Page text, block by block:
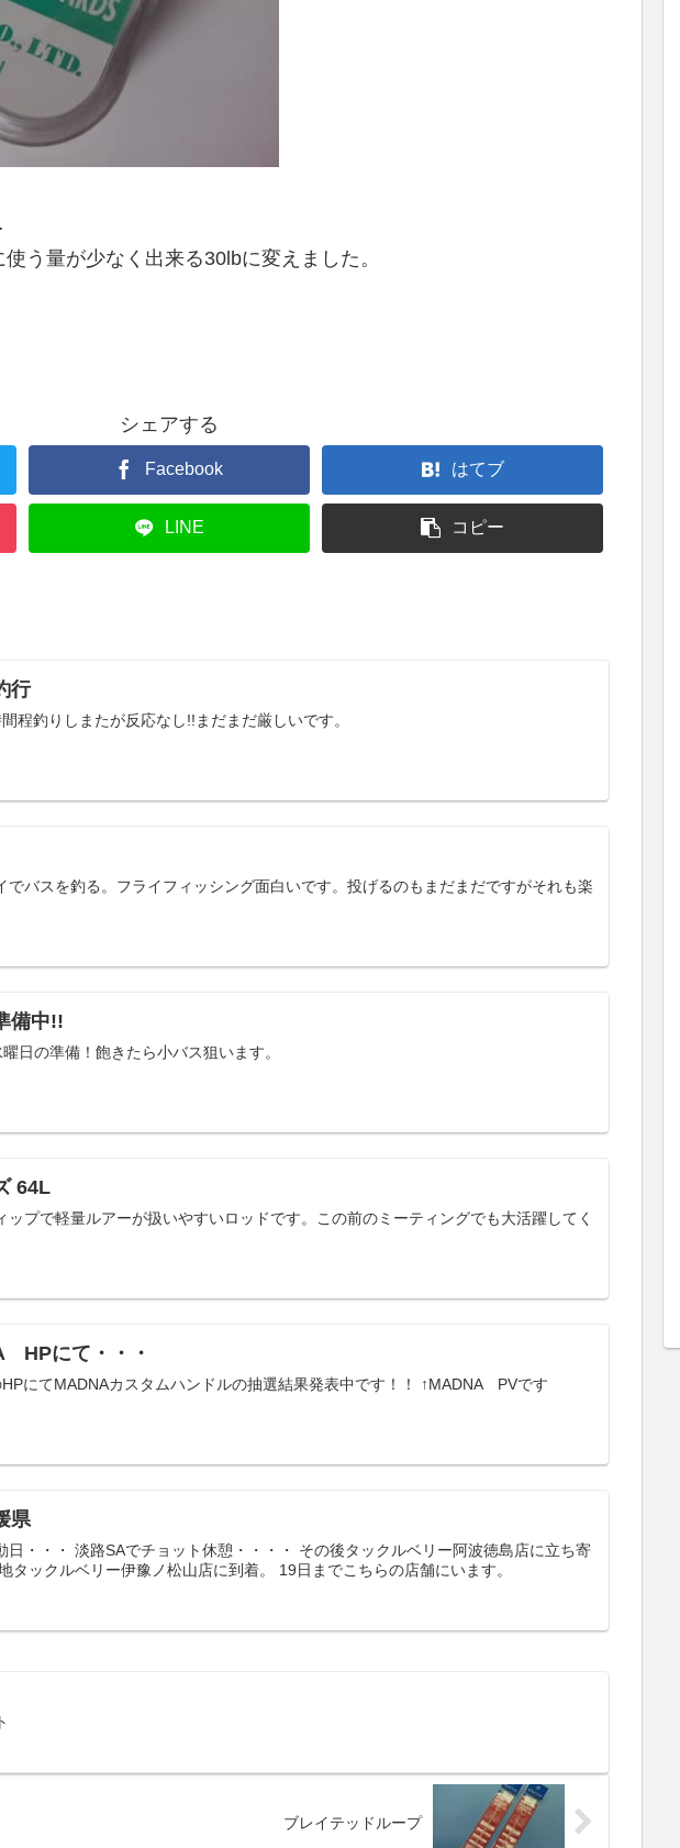
う量が少なく出来る30lbに変えました。
シェアする
Facebook はてブ
LINE コピー
行
程釣りしまたが反応なし!!まだまだ厳しいです。
でバスを釣る。フライフィッシング面白いです。投げるのもまだまだですがそれも楽
備中!!
日の準備！飽きたら小バス狙います。
64L
ップで軽量ルアーが扱いやすいロッドです。この前のミーティングでも大活躍してく
HPにて・・・
HPにてMADNAカスタムハンドルの抽選結果発表中です！！ ↑MADNA PVです
県
日・・・ 淡路SAでチョット休憩・・・・ その後タックルベリー阿波徳島店に立ち寄
タックルベリー伊豫ノ松山店に到着。 19日までこちらの店舗にいます。
ブレイテッドループ